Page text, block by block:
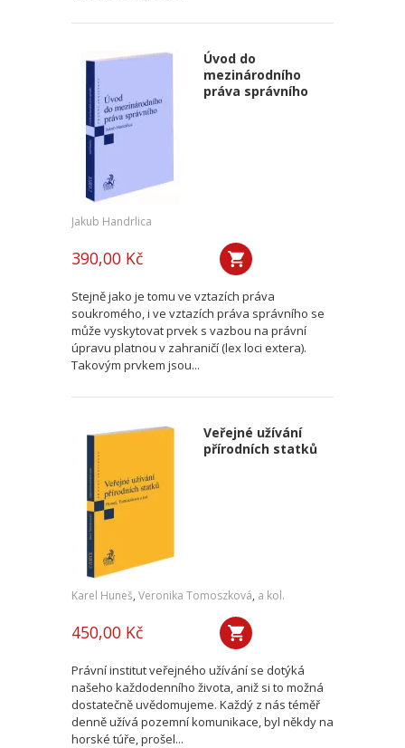
Úvod do
mezinárodního
práva správního
Jakub Handrlica
390,00 Kč
Stejně jako je tomu ve vztazích práva
soukromého, i ve vztazích práva správního se
může vyskytovat prvek s vazbou na právní
úpravu platnou v zahraničí (lex loci extera).
Takovým prvkem jsou...
Veřejné užívání
přírodních statků
Karel Huneš, Veronika Tomoszková, a kol.
450,00 Kč
Právní institut veřejného užívání se dotýká
našeho každodenního života, aniž si to možná
dostatečně uvědomujeme. Každý z nás téměř
denně užívá pozemní komunikace, byl někdy na
horské túře, prošel...